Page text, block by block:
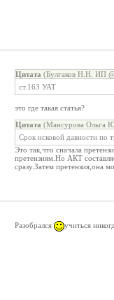
Цитата (Булгаков Н.Н. ИП
ст.163 УАТ
это где такая статья?
Цитата (Мансурова Ольга
Срок исковой давности по
Это так,что сначала
претензиям.Но АКТ
сразу.Затем претензия,она
Разобрался учиться